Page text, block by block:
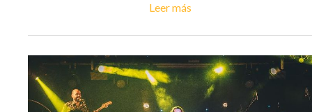
Leer más